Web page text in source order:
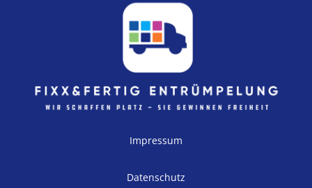
Impressum
Datenschutz